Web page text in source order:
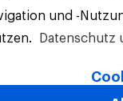
und -
Datenschutz